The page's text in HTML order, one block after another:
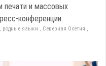
печати и массовых
конференции.
, родные языки , Северная Осетия ,